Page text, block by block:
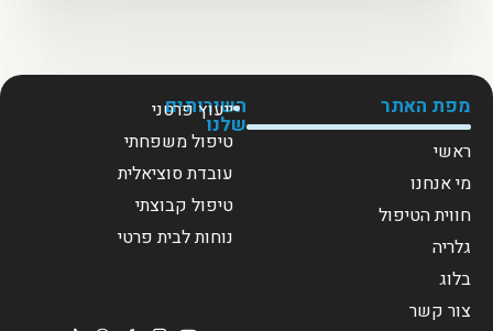
מפת האתר
ראשי
מי אנחנו
חווית הטיפול
גלריה
בלוג
צור קשר
השירותים
שלנו
ייעוץ פרטני
טיפול משפחתי
עובדת סוציאלית
טיפול קבוצתי
נוחות לבית פרטי